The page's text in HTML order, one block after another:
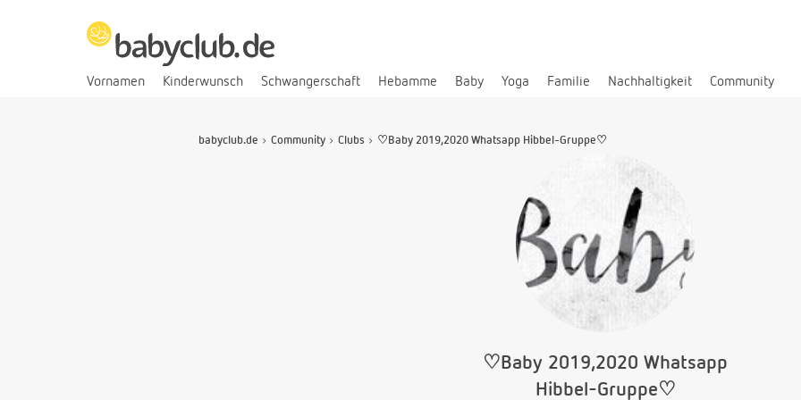
Vornamen Kinderwunsch Schwangerschaft Hebamme Baby Yoga Familie Nachhaltigkeit Community
babyclub.de Community Clubs ♡Baby 2019,2020 Whatsapp Hibbel-Gruppe♡
♡Baby 2019,2020 Whatsapp
Hibbel-Gruppe♡